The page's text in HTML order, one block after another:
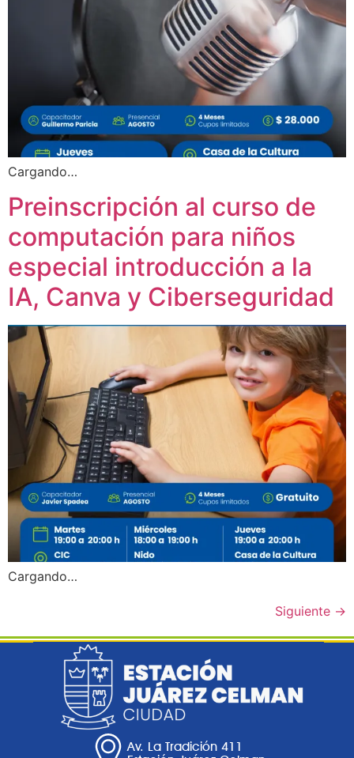
Cargando…
Preinscripción al curso de
computación para niños
especial introducción a la
IA, Canva y Ciberseguridad
Cargando…
Siguiente →
Av. La Tradición 411